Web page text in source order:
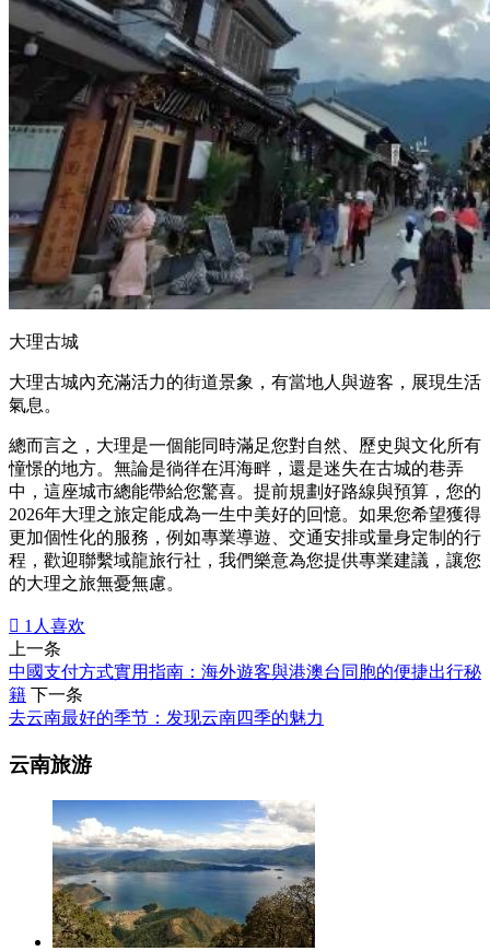
大理古城
大理古城內充滿活力的街道景象，有當地人與遊客，展現生活
氣息。
總而言之，大理是一個能同時滿足您對自然、歷史與文化所有
憧憬的地方。無論是徜徉在洱海畔，還是迷失在古城的巷弄
中，這座城市總能帶給您驚喜。提前規劃好路線與預算，您的
2026年大理之旅定能成為一生中美好的回憶。如果您希望獲得
更加個性化的服務，例如專業導遊、交通安排或量身定制的行
程，歡迎聯繫域龍旅行社，我們樂意為您提供專業建議，讓您
的大理之旅無憂無慮。
 1 人喜欢
上一条
中國支付方式實用指南：海外遊客與港澳台同胞的便捷出行秘
籍 下一条
去云南最好的季节：发现云南四季的魅力
云南旅游